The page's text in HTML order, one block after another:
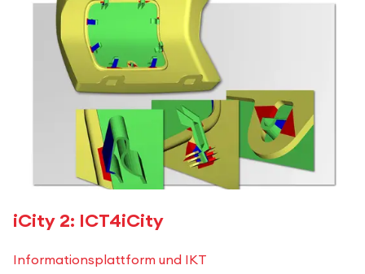
iCity 2: ICT4iCity
Informationsplattform und IKT